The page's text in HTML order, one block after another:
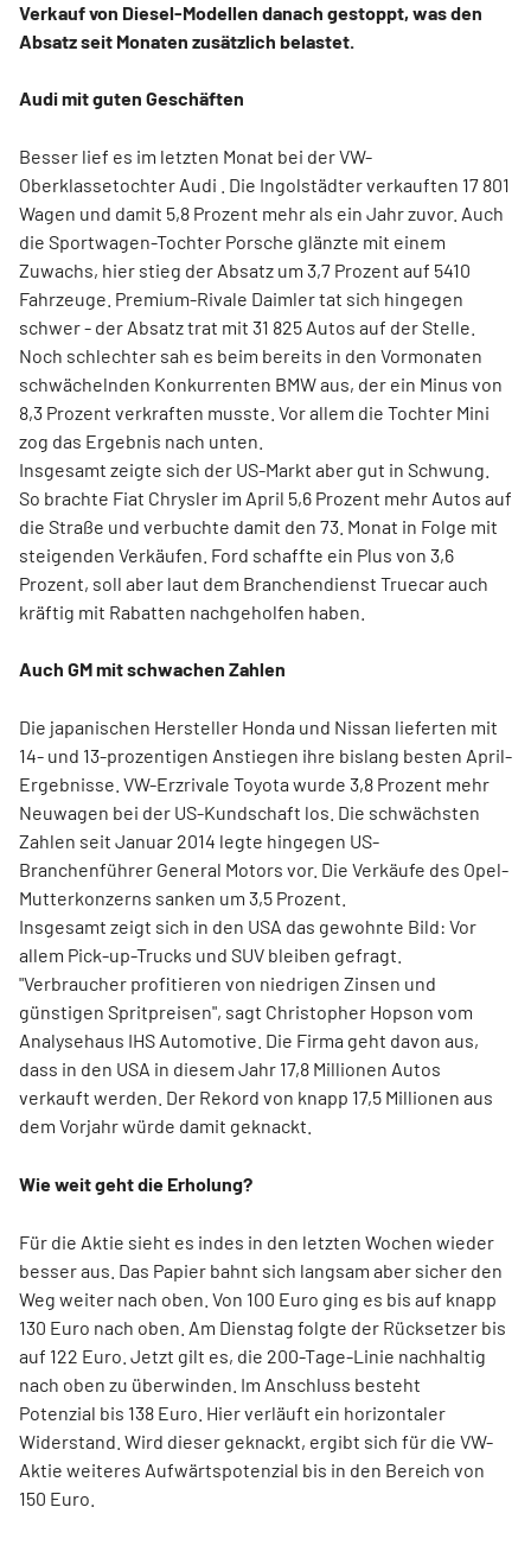
Verkauf von Diesel-Modellen danach gestoppt, was den
Absatz seit Monaten zusätzlich belastet.
Audi mit guten Geschäften
Besser lief es im letzten Monat bei der VW-
Oberklassetochter Audi . Die Ingolstädter verkauften 17 801
Wagen und damit 5,8 Prozent mehr als ein Jahr zuvor. Auch
die Sportwagen-Tochter Porsche glänzte mit einem
Zuwachs, hier stieg der Absatz um 3,7 Prozent auf 5410
Fahrzeuge. Premium-Rivale Daimler tat sich hingegen
schwer - der Absatz trat mit 31 825 Autos auf der Stelle.
Noch schlechter sah es beim bereits in den Vormonaten
schwächelnden Konkurrenten BMW aus, der ein Minus von
8,3 Prozent verkraften musste. Vor allem die Tochter Mini
zog das Ergebnis nach unten.
Insgesamt zeigte sich der US-Markt aber gut in Schwung.
So brachte Fiat Chrysler im April 5,6 Prozent mehr Autos auf
die Straße und verbuchte damit den 73. Monat in Folge mit
steigenden Verkäufen. Ford schaffte ein Plus von 3,6
Prozent, soll aber laut dem Branchendienst Truecar auch
kräftig mit Rabatten nachgeholfen haben.
Auch GM mit schwachen Zahlen
Die japanischen Hersteller Honda und Nissan lieferten mit
14- und 13-prozentigen Anstiegen ihre bislang besten April-
Ergebnisse. VW-Erzrivale Toyota wurde 3,8 Prozent mehr
Neuwagen bei der US-Kundschaft los. Die schwächsten
Zahlen seit Januar 2014 legte hingegen US-
Branchenführer General Motors vor. Die Verkäufe des Opel-
Mutterkonzerns sanken um 3,5 Prozent.
Insgesamt zeigt sich in den USA das gewohnte Bild: Vor
allem Pick-up-Trucks und SUV bleiben gefragt.
"Verbraucher profitieren von niedrigen Zinsen und
günstigen Spritpreisen", sagt Christopher Hopson vom
Analysehaus IHS Automotive. Die Firma geht davon aus,
dass in den USA in diesem Jahr 17,8 Millionen Autos
verkauft werden. Der Rekord von knapp 17,5 Millionen aus
dem Vorjahr würde damit geknackt.
Wie weit geht die Erholung?
Für die Aktie sieht es indes in den letzten Wochen wieder
besser aus. Das Papier bahnt sich langsam aber sicher den
Weg weiter nach oben. Von 100 Euro ging es bis auf knapp
130 Euro nach oben. Am Dienstag folgte der Rücksetzer bis
auf 122 Euro. Jetzt gilt es, die 200-Tage-Linie nachhaltig
nach oben zu überwinden. Im Anschluss besteht
Potenzial bis 138 Euro. Hier verläuft ein horizontaler
Widerstand. Wird dieser geknackt, ergibt sich für die VW-
Aktie weiteres Aufwärtspotenzial bis in den Bereich von
150 Euro.